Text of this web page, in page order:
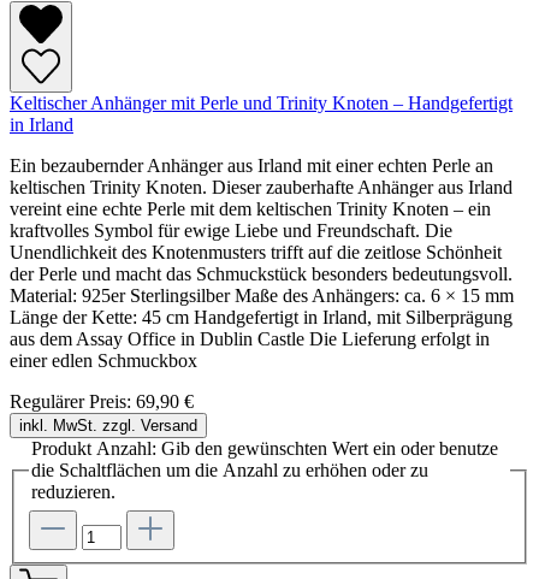
Keltischer Anhänger mit Perle und Trinity Knoten – Handgefertigt
in Irland
Ein bezaubernder Anhänger aus Irland mit einer echten Perle an
keltischen Trinity Knoten. Dieser zauberhafte Anhänger aus Irland
vereint eine echte Perle mit dem keltischen Trinity Knoten – ein
kraftvolles Symbol für ewige Liebe und Freundschaft. Die
Unendlichkeit des Knotenmusters trifft auf die zeitlose Schönheit
der Perle und macht das Schmuckstück besonders bedeutungsvoll.
Material: 925er Sterlingsilber Maße des Anhängers: ca. 6 × 15 mm
Länge der Kette: 45 cm Handgefertigt in Irland, mit Silberprägung
aus dem Assay Office in Dublin Castle Die Lieferung erfolgt in
einer edlen Schmuckbox
Regulärer Preis: 69,90 €
inkl. MwSt. zzgl. Versand
Produkt Anzahl: Gib den gewünschten Wert ein oder benutze
die Schaltflächen um die Anzahl zu erhöhen oder zu
reduzieren.